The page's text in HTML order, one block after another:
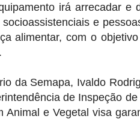
irá arrecadar e
socioassistenciais e
alimentar, com o
da Semapa, Ivaldo
de Inspeção
Animal e Vegetal visa